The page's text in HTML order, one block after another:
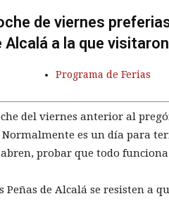
de viernes
Alcalá a la que
Programa de Ferias
del viernes anterior al
es un día para
abren, probar que todo
Peñas de Alcalá se resisten a